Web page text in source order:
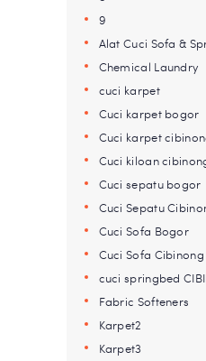
9
Alat Cuci Sofa &
Chemical Laundry
cuci karpet
Cuci karpet bogor
Cuci karpet
Cuci kiloan
Cuci sepatu bogor
Cuci Sepatu
Cuci Sofa Bogor
Cuci Sofa Cibinong
cuci springbed
Fabric Softeners
Karpet2
Karpet3